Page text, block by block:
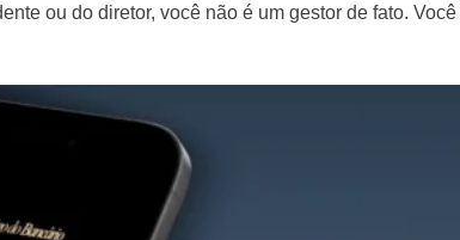
ou do diretor, você não é um gestor de fato. Você